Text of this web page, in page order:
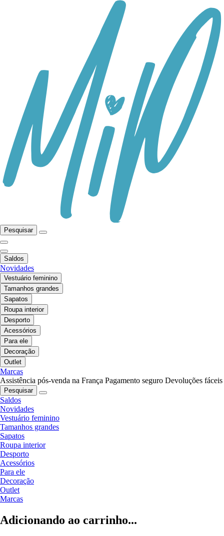
Pesquisar
Saldos
Novidades
Vestuário feminino
Tamanhos grandes
Sapatos
Roupa interior
Desporto
Acessórios
Para ele
Decoração
Outlet
Marcas
Assistência pós-venda na França Pagamento seguro Devoluções fáceis
Pesquisar
Saldos
Novidades
Vestuário feminino
Tamanhos grandes
Sapatos
Roupa interior
Desporto
Acessórios
Para ele
Decoração
Outlet
Marcas
Adicionando ao carrinho...